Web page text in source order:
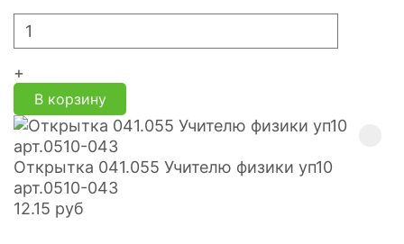
+
В корзину
Открытка 041.055 Учителю физики уп10
арт.0510-043
12.15 руб